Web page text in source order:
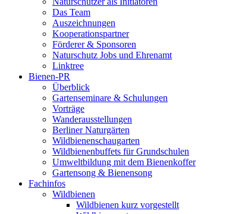
Das Team
Auszeichnungen
Kooperationspartner
Förderer & Sponsoren
Naturschutz Jobs und Ehrenamt
Linktree
Bienen-PR
Überblick
Gartenseminare & Schulungen
Vorträge
Wanderausstellungen
Berliner Naturgärten
Wildbienenschaugarten
Wildbienenbuffets für Grundschulen
Umweltbildung mit dem Bienenkoffer
Gartensong & Bienensong
Fachinfos
Wildbienen
Wildbienen kurz vorgestellt